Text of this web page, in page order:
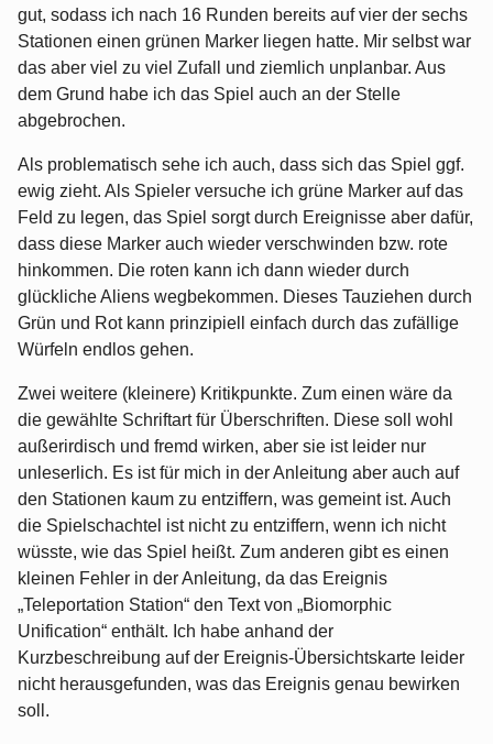
gut, sodass ich nach 16 Runden bereits auf vier der sechs
Stationen einen grünen Marker liegen hatte. Mir selbst war
das aber viel zu viel Zufall und ziemlich unplanbar. Aus
dem Grund habe ich das Spiel auch an der Stelle
abgebrochen.
Als problematisch sehe ich auch, dass sich das Spiel ggf.
ewig zieht. Als Spieler versuche ich grüne Marker auf das
Feld zu legen, das Spiel sorgt durch Ereignisse aber dafür,
dass diese Marker auch wieder verschwinden bzw. rote
hinkommen. Die roten kann ich dann wieder durch
glückliche Aliens wegbekommen. Dieses Tauziehen durch
Grün und Rot kann prinzipiell einfach durch das zufällige
Würfeln endlos gehen.
Zwei weitere (kleinere) Kritikpunkte. Zum einen wäre da
die gewählte Schriftart für Überschriften. Diese soll wohl
außerirdisch und fremd wirken, aber sie ist leider nur
unleserlich. Es ist für mich in der Anleitung aber auch auf
den Stationen kaum zu entziffern, was gemeint ist. Auch
die Spielschachtel ist nicht zu entziffern, wenn ich nicht
wüsste, wie das Spiel heißt. Zum anderen gibt es einen
kleinen Fehler in der Anleitung, da das Ereignis
„Teleportation Station“ den Text von „Biomorphic
Unification“ enthält. Ich habe anhand der
Kurzbeschreibung auf der Ereignis-Übersichtskarte leider
nicht herausgefunden, was das Ereignis genau bewirken
soll.